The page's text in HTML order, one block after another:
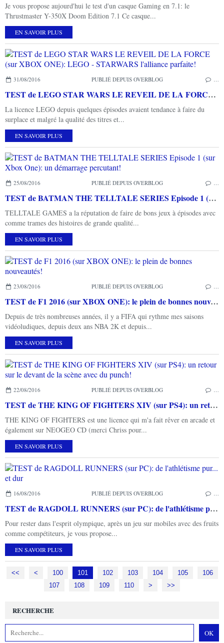
Je vous propose aujourd'hui le test d'un casque Gaming en 7.1: le
Thrustmaster Y-350X Doom Edition 7.1 Ce casque...
EN SAVOIR PLUS
31/08/2016 PUBLIÉ DEPUIS OVERBLOG
TEST de LEGO STAR WARS LE REVEIL DE LA FORCE (sur XBOX ONE): LEGO - STARWARS l'alliance parfaite!
La licence LEGO depuis quelques épisodes avaient tendance à faire du
surplace et malgré la qualité des titres et...
EN SAVOIR PLUS
25/08/2016 PUBLIÉ DEPUIS OVERBLOG
TEST de BATMAN THE TELLTALE SERIES Episode 1 (sur Xbox One): un démarrage percutant!
TELLTALE GAMES a la réputation de faire de bons jeux à épisodes avec
comme trames des histoires de grande qualité...
EN SAVOIR PLUS
23/08/2016 PUBLIÉ DEPUIS OVERBLOG
TEST de F1 2016 (sur XBOX ONE): le plein de bonnes nouveautés!
Depuis de très nombreuses années, il y a FIFA qui rythme mes saisons
vidéoludiques, depuis deux ans NBA 2K et depuis...
EN SAVOIR PLUS
22/08/2016 PUBLIÉ DEPUIS OVERBLOG
TEST de THE KING OF FIGHTERS XIV (sur PS4): un retour sur le devant de la scène avec du punch!
THE KING OF FIGHTERS est une licence qui m'a fait rêver en arcade et
également sur NEOGEO CD (merci Chriss pour...
EN SAVOIR PLUS
16/08/2016 PUBLIÉ DEPUIS OVERBLOG
TEST de RAGDOLL RUNNERS (sur PC): de l'athlétisme pur... et dur
Pour rester dans l'esprit olympique, après un jeu sur mobiles avec des fruits
comme compétiteurs, je vous propose...
EN SAVOIR PLUS
<< < 100 101 102 103 104 105
106
107
108 109 110 120
> >>
RECHERCHE